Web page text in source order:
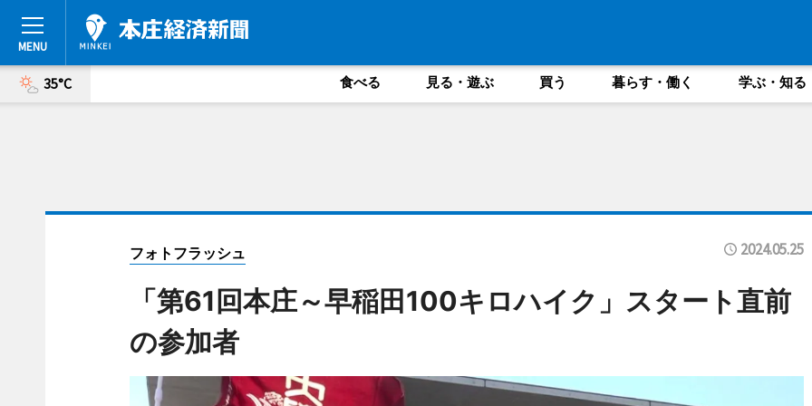
35°C 食べる 見る・遊ぶ 買う 暮らす・働く 学ぶ・知る
フォトフラッシュ 2024.05.25
「第61回本庄～早稲田100キロハイク」スタート直前
の参加者